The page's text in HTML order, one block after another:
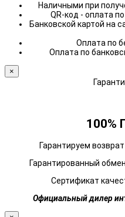
Наличными при
QR-код - оплата
Банковской картой на
Оплата по
Оплата по
×
100%
Гарантируем
Гарантированный
Сертификат
Официальный дилер